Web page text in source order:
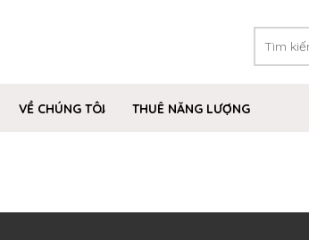
VỀ CHÚNG TÔI THUÊ NĂNG LƯỢNG